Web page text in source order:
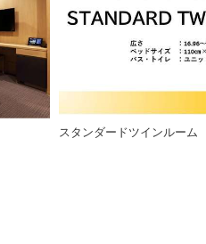
スタンダードツインルーム